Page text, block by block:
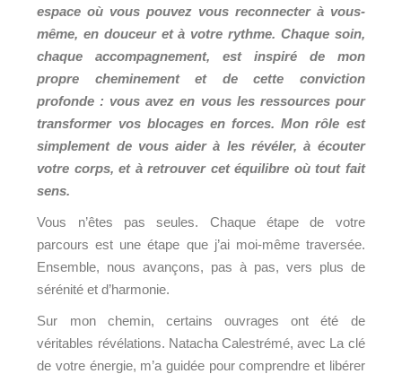
espace où vous pouvez vous reconnecter à vous-
même, en douceur et à votre rythme. Chaque soin,
chaque accompagnement, est inspiré de mon
propre cheminement et de cette conviction
profonde : vous avez en vous les ressources pour
transformer vos blocages en forces. Mon rôle est
simplement de vous aider à les révéler, à écouter
votre corps, et à retrouver cet équilibre où tout fait
sens.
Vous n’êtes pas seules. Chaque étape de votre
parcours est une étape que j’ai moi-même traversée.
Ensemble, nous avançons, pas à pas, vers plus de
sérénité et d’harmonie.
Sur mon chemin, certains ouvrages ont été de
véritables révélations. Natacha Calestrémé, avec La clé
de votre énergie, m’a guidée pour comprendre et libérer